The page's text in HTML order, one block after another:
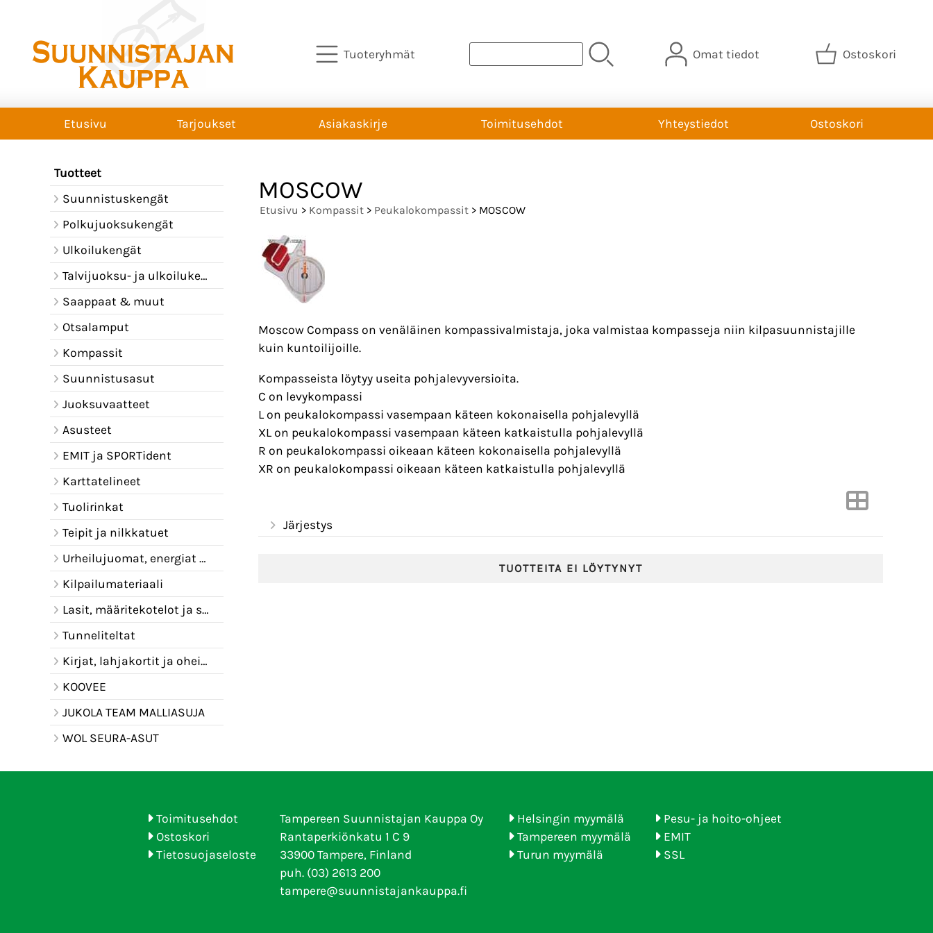
Tuoteryhmät Omat tiedot Ostoskori
Etusivu Tarjoukset Asiakaskirje Toimitusehdot Yhteystiedot Ostoskori
Tuotteet
Suunnistuskengät
Polkujuoksukengät
Ulkoilukengät
Talvijuoksu- ja ulkoilukengät
Saappaat & muut
Otsalamput
Kompassit
Suunnistusasut
Juoksuvaatteet
Asusteet
EMIT ja SPORTident
Karttatelineet
Tuolirinkat
Teipit ja nilkkatuet
Urheilujuomat, energiat ja juomavyöt
Kilpailumateriaali
Lasit, määritekotelot ja sadelipat
Tunneliteltat
Kirjat, lahjakortit ja oheistuotteet
KOOVEE
JUKOLA TEAM MALLIASUJA
WOL SEURA-ASUT
MOSCOW
Etusivu > Kompassit > Peukalokompassit > MOSCOW
Moscow Compass on venäläinen kompassivalmistaja, joka valmistaa kompasseja niin kilpasuunnistajille
kuin kuntoilijoille.
Kompasseista löytyy useita pohjalevyversioita.
C on levykompassi
L on peukalokompassi vasempaan käteen kokonaisella pohjalevyllä
XL on peukalokompassi vasempaan käteen katkaistulla pohjalevyllä
R on peukalokompassi oikeaan käteen kokonaisella pohjalevyllä
XR on peukalokompassi oikeaan käteen katkaistulla pohjalevyllä
Järjestys
TUOTTEITA EI LÖYTYNYT
Toimitusehdot
Ostoskori
Tietosuojaseloste
Tampereen Suunnistajan Kauppa Oy
Rantaperkiönkatu 1 C 9
33900 Tampere, Finland
puh. (03) 2613 200
tampere@suunnistajankauppa.fi
Helsingin myymälä
Tampereen myymälä
Turun myymälä
Pesu- ja hoito-ohjeet
EMIT
SSL